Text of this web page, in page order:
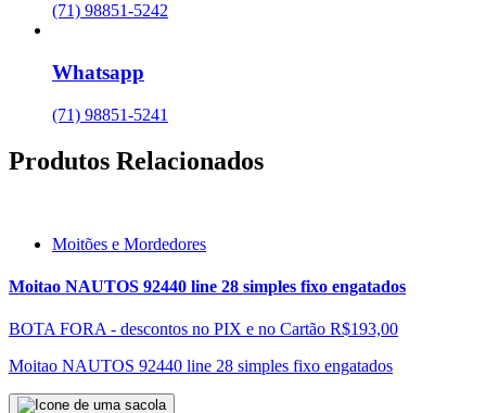
(71) 98851-5242
Whatsapp
(71) 98851-5241
Produtos Relacionados
Moitões e Mordedores
Moitao NAUTOS 92440 line 28 simples fixo engatados
BOTA FORA - descontos no PIX e no Cartão R$193,00
Moitao NAUTOS 92440 line 28 simples fixo engatados